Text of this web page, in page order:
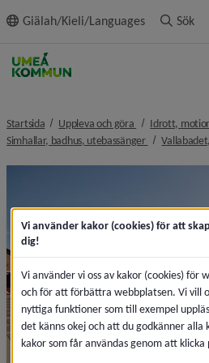
innehållet
Giälah/Kieli/Languages Sök
Startsida Uppleva och göra nivå i
Idrott,
Simhallar, badhus, utebassänger nivå i
Vi använder kakor (cookies) för att
dig!
Vi använder vi oss av kakor (cookies) för
och för att förbättra webbplatsen. Vi vill
nyttiga funktioner som till exempel
det känns okej och att du godkänner alla
kakor som får användas genom att klicka